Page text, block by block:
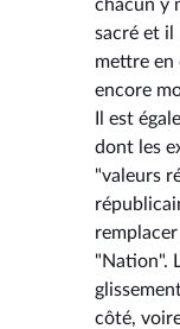
chacun y
sacré et il
mettre
encore
Il est
dont les
"valeurs
"Nation".
côté,